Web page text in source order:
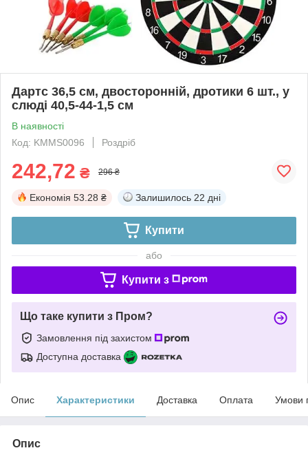
Дартс 36,5 см, двосторонній, дротики 6 шт., у
слюді 40,5-44-1,5 см
В наявності
Код: KMMS0096
Роздріб
242,72 ₴ 296 ₴
Економія 53.28 ₴ Залишилось 22 дні
Купити
або
Купити з
Що таке купити з Пром?
Замовлення під захистом
Доступна доставка
Опис Характеристики Доставка Оплата Умови
Опис